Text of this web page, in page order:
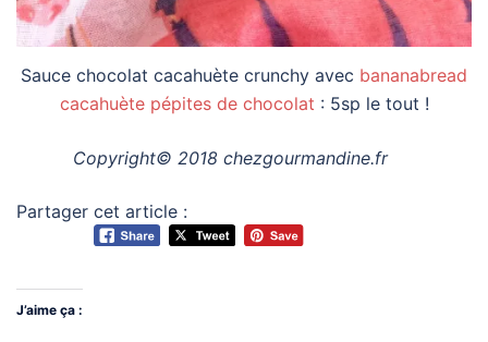
Sauce chocolat cacahuète crunchy avec bananabread
cacahuète pépites de chocolat : 5sp le tout !
Copyright© 2018 chezgourmandine.fr
Partager cet article :
J’aime ça :